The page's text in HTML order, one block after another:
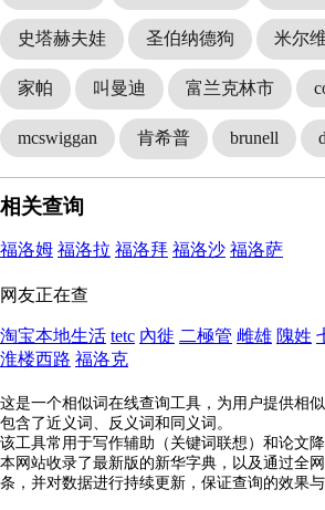
史塔赫夫娃 圣伯纳德狗 米尔
家帕 叫曼迪 富兰克林市
mcswiggan 肯希普 brunell
相关查询
福洛姆 福洛拉 福洛拜 福洛沙 福洛萨
网友正在查
淘宝本地生活 tetc 內徙 二極管 雌雄 隗姓
淮楼西路 福洛克
这是一个相似词在线查询工具，为用户提供相
包含了近义词、反义词和同义词。
该工具常用于写作辅助（关键词联想）和论文降
本网站收录了最新版的新华字典，以及通过全
条，并对数据进行持续更新，保证查询的效果与